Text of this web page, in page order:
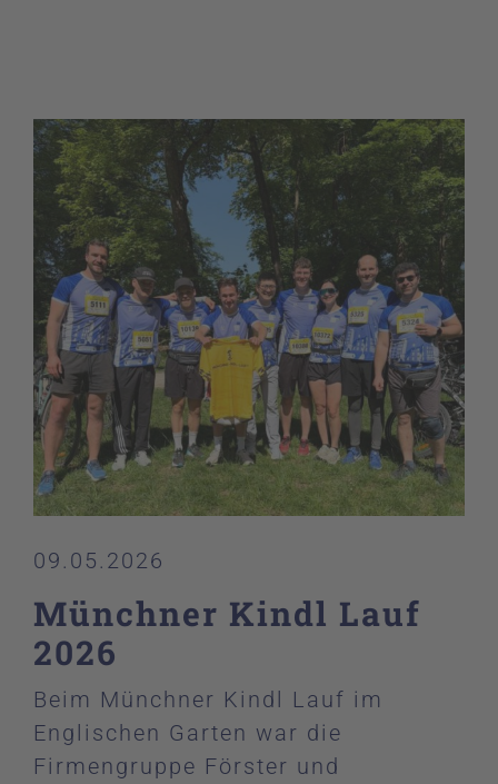
09.05.2026
Münchner Kindl Lauf
2026
Beim Münchner Kindl Lauf im
Englischen Garten war die
Firmengruppe Förster und